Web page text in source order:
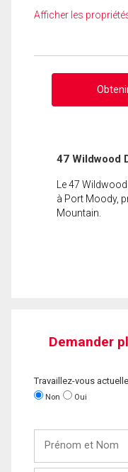
Afficher les
47 Wildwood
Le 47
à Port Moody,
Mountain.
Demander
Travaillez-vous
Non Oui
Nom